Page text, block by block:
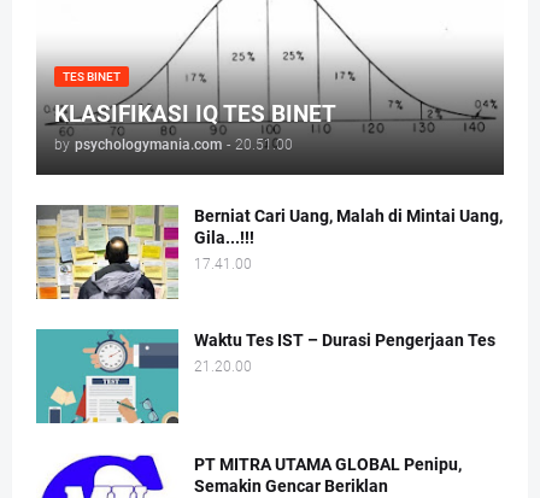
TES BINET
KLASIFIKASI IQ TES BINET
by psychologymania.com - 20.51.00
Berniat Cari Uang, Malah di Mintai Uang,
Gila...!!!
17.41.00
Waktu Tes IST – Durasi Pengerjaan Tes
21.20.00
PT MITRA UTAMA GLOBAL Penipu,
Semakin Gencar Beriklan